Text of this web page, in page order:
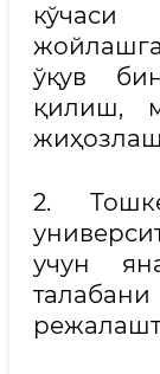
ўқув
қилиш,
2.
учун